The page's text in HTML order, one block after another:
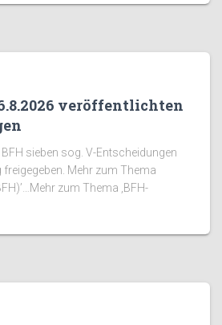
veröffentlichten
sieben sog. V-Entscheidungen
Mehr zum Thema
zum Thema ‚BFH-